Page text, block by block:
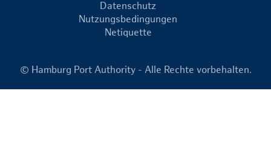
Datenschutz
Nutzungsbedingungen
Netiquette
© Hamburg Port Authority - Alle Rechte vorbehalten.